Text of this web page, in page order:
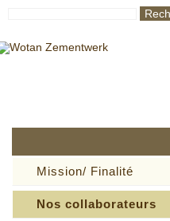
Mission/ Finalité
Nos collaborateurs